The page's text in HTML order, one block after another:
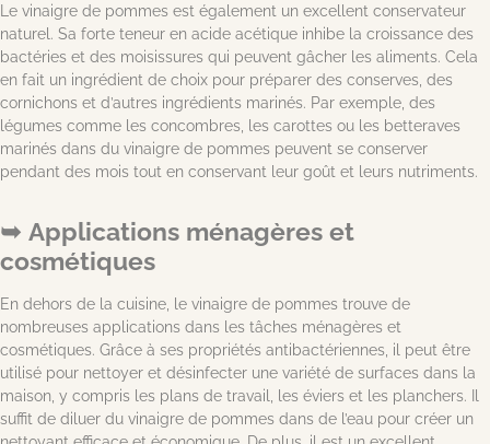
Le vinaigre de pommes est également un excellent conservateur
naturel. Sa forte teneur en acide acétique inhibe la croissance des
bactéries et des moisissures qui peuvent gâcher les aliments. Cela
en fait un ingrédient de choix pour préparer des conserves, des
cornichons et d’autres ingrédients marinés. Par exemple, des
légumes comme les concombres, les carottes ou les betteraves
marinés dans du vinaigre de pommes peuvent se conserver
pendant des mois tout en conservant leur goût et leurs nutriments.
Applications ménagères et
cosmétiques
En dehors de la cuisine, le vinaigre de pommes trouve de
nombreuses applications dans les tâches ménagères et
cosmétiques. Grâce à ses propriétés antibactériennes, il peut être
utilisé pour nettoyer et désinfecter une variété de surfaces dans la
maison, y compris les plans de travail, les éviers et les planchers. Il
suffit de diluer du vinaigre de pommes dans de l’eau pour créer un